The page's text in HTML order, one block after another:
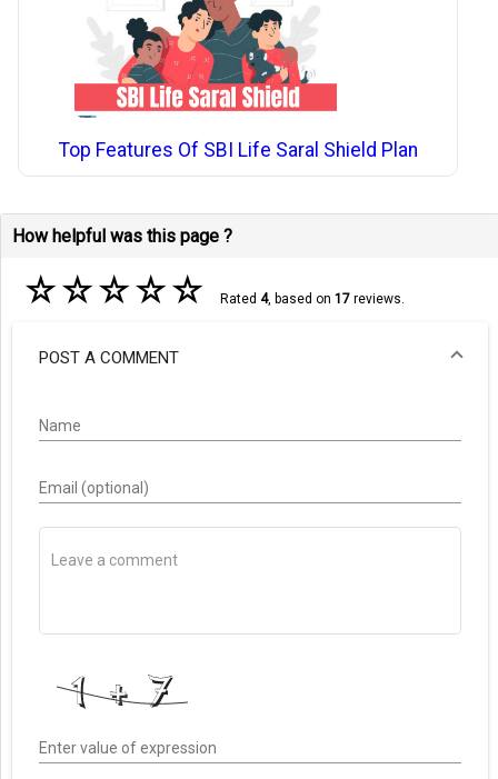
Top Features Of SBI Life Saral Shield Plan
How helpful was this page ?
☆☆☆☆☆ Rated 4, based on 17reviews.
POST A COMMENT
Name
Email (optional)
Enter value of expression